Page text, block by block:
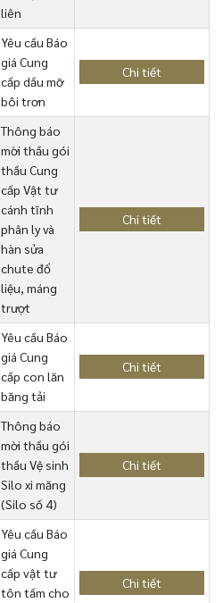
liên
Yêu cầu Báo
giá Cung
cấp dầu mỡ
bôi trơn
Chi tiết
Thông báo
mời thầu gói
thầu Cung
cấp Vật tư
cánh tĩnh
phân ly và
hàn sửa
chute đổ
liệu, máng
trượt
Chi tiết
Yêu cầu Báo
giá Cung
cấp con lăn
băng tải
Chi tiết
Thông báo
mời thầu gói
thầu Vệ sinh
Silo xi măng
(Silo số 4)
Chi tiết
Yêu cầu Báo
giá Cung
cấp vật tư
tôn tấm cho
Chi tiết